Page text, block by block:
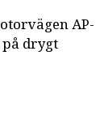
AP-
drygt